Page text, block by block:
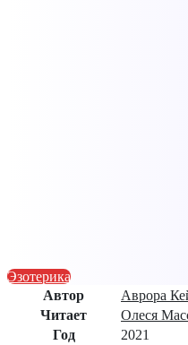
Эзотерика
Автор
Аврора
Читает
Олеся
Год
2021